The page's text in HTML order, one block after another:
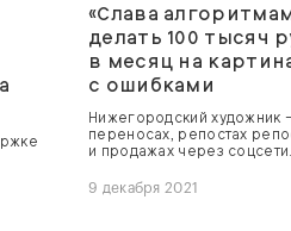
«Слава
делать 100 тысяч
в месяц на
с ошибками
Нижегородский художник
переносах, репостах
и продажах через соцсети.
9 декабря 2021